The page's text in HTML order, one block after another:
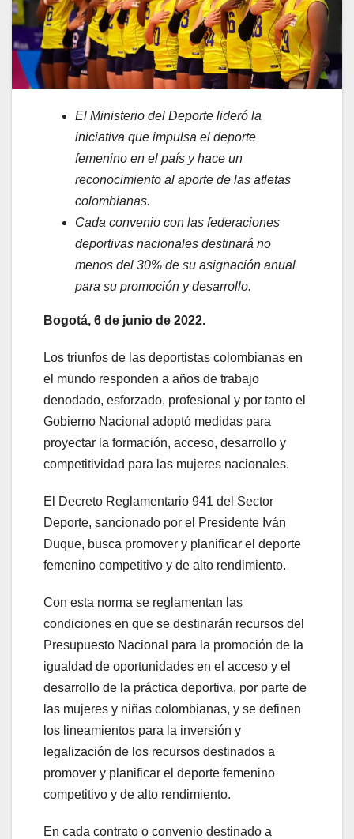
El Ministerio del Deporte lideró la
iniciativa que impulsa el deporte
femenino en el país y hace un
reconocimiento al aporte de las atletas
colombianas.
Cada convenio con las federaciones
deportivas nacionales destinará no
menos del 30% de su asignación anual
para su promoción y desarrollo.
Bogotá, 6 de junio de 2022.
Los triunfos de las deportistas colombianas en
el mundo responden a años de trabajo
denodado, esforzado, profesional y por tanto el
Gobierno Nacional adoptó medidas para
proyectar la formación, acceso, desarrollo y
competitividad para las mujeres nacionales.
El Decreto Reglamentario 941 del Sector
Deporte, sancionado por el Presidente Iván
Duque, busca promover y planificar el deporte
femenino competitivo y de alto rendimiento.
Con esta norma se reglamentan las
condiciones en que se destinarán recursos del
Presupuesto Nacional para la promoción de la
igualdad de oportunidades en el acceso y el
desarrollo de la práctica deportiva, por parte de
las mujeres y niñas colombianas, y se definen
los lineamientos para la inversión y
legalización de los recursos destinados a
promover y planificar el deporte femenino
competitivo y de alto rendimiento.
En cada contrato o convenio destinado a